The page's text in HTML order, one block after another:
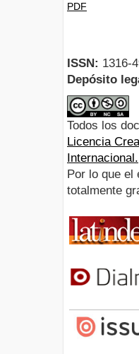
PDF
ISSN: 1316-
Depósito
Todos los
Licencia
Internacional.
Por lo que
totalmente